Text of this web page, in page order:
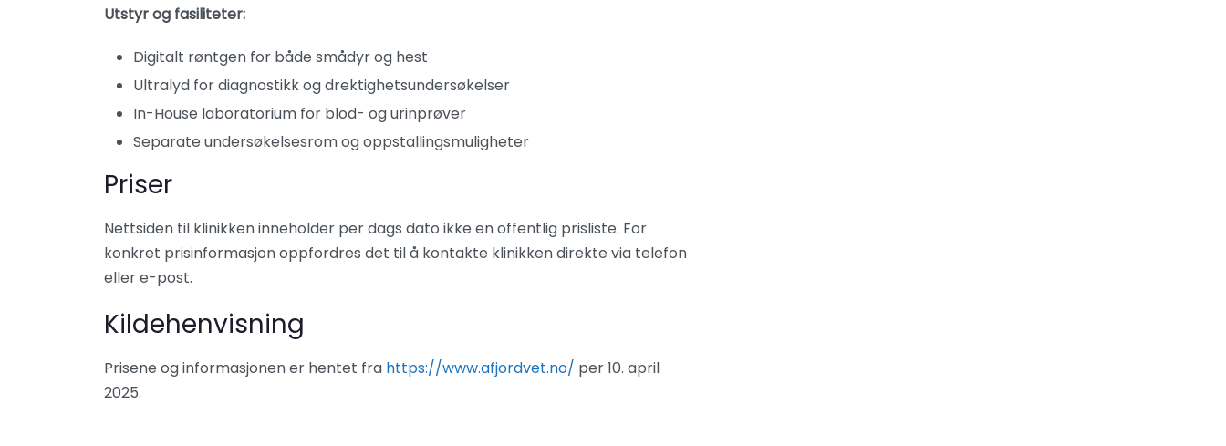
Utstyr og fasiliteter:
Digitalt røntgen for både smådyr og hest
Ultralyd for diagnostikk og drektighetsundersøkelser
In-House laboratorium for blod- og urinprøver
Separate undersøkelsesrom og oppstallingsmuligheter
Priser
Nettsiden til klinikken inneholder per dags dato ikke en offentlig prisliste. For
konkret prisinformasjon oppfordres det til å kontakte klinikken direkte via telefon
eller e-post.
Kildehenvisning
Prisene og informasjonen er hentet fra https://www.afjordvet.no/ per 10. april
2025.